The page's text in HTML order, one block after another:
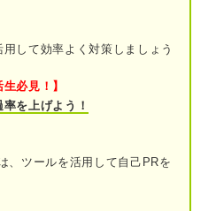
難易度：★★★☆☆）
易度：★★★☆☆）
難易度：★★★☆☆）
して効率よく対策しましょう
必見！】
を上げよう！
、ツールを活用して自己PRを